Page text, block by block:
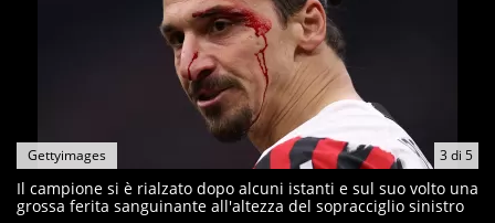
3di 5
Gettyimages
Il campione si è rialzato dopo alcuni istanti e sul suo volto una
grossa ferita sanguinante all'altezza del sopracciglio sinistro